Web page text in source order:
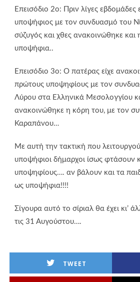
Επεισόδιο 2ο: Πριν λίγες εβδομάδες
υποψήφιος με τον συνδυασμό του
σύζυγός και χθες ανακοινώθηκε και
υποψήφια..
Επεισόδιο 3ο: Ο πατέρας είχε
πρώτους υποψηφίους με τον
Λύρου στα Ελληνικά Μεσολογγίου
ανακοινώθηκε η κόρη του, με τον
Καραπάνου…
Με αυτή την τακτική που
υποψήφιοι δήμαρχοι ίσως φτάσουν
υποψηφίους…. αν βάλουν και τα
ως υποψήφια!!!!
Σίγουρα αυτό το σίριαλ θα έχει κι’
τις 31 Αυγούστου….
TWEET